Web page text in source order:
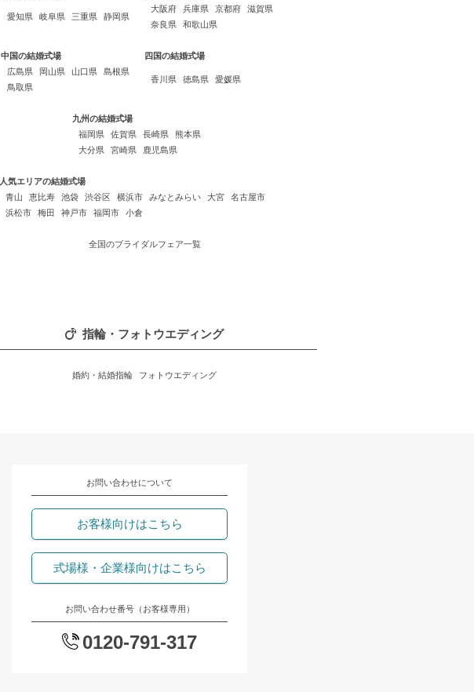
愛知県 岐阜県 三重県 静岡県
大阪府
兵庫県 京都府
滋賀県
奈良県
和歌山県
中国の結婚式場
広島県
岡山県 山口県
島根県
鳥取県
四国の結婚式場
香川県 徳島県 愛媛県
九州の結婚式場
福岡県
佐賀県 長崎県
熊本県
大分県
宮崎県 鹿児島県
人気エリアの結婚式場
青山
恵比寿 池袋 渋谷区 横浜市 みなとみらい 大宮
名古屋市
浜松市
梅田 神戸市 福岡市 小倉
全国のブライダルフェア一覧
指輪・フォトウエディング
婚約・結婚指輪 フォトウエディング
お問い合わせについて
お客様向けはこちら
式場様・企業様向けはこちら
お問い合わせ番号（お客様専用）
0120-791-317